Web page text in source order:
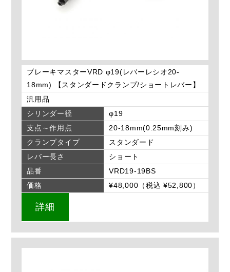
ブレーキマスターVRD φ19(レバーレシオ20-
18mm) 【スタンダードクランプ/ショートレバー】
汎用品
シリンダー径
φ19
支点～作用点
20-18mm(0.25mm刻み)
クランプタイプ
スタンダード
レバー長さ
ショート
品番
VRD19-19BS
価格
¥48,000（税込 ¥52,800）
詳細